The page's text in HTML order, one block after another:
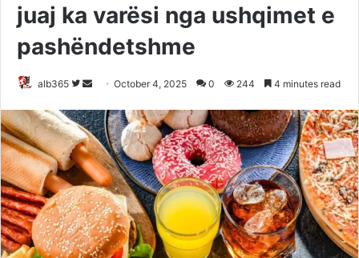
juaj ka varësi nga ushqimet e
pashëndetshme
alb365
Follow
Twitter
Send
email
October 4, 2025 0 244 4 minutes read